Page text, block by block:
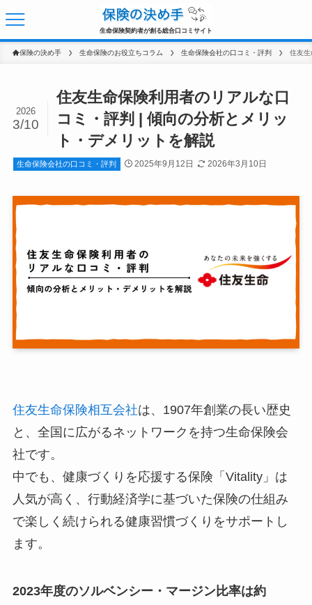
生命保険契約者が創る総合口コミサイト
保険の決め手 生命保険のお役立ちコラム 生命保険会社の口コミ・評判
住友生命保険利用者のリアルな口
コミ・評判 | 傾向の分析とメリッ
ト・デメリットを解説
2026
3/10
生命保険会社の口コミ・評判 2025年9月12日 2026年3月10日
住友生命保険相互会社は、1907年創業の長い歴史
と、全国に広がるネットワークを持つ生命保険会
社です。
中でも、健康づくりを応援する保険「Vitality」は
人気が高く、行動経済学に基づいた保険の仕組み
で楽しく続けられる健康習慣づくりをサポートし
ます。
2023年度のソルベンシー・マージン比率は約